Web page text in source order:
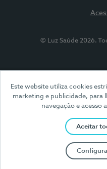
Este website utiliza cookies
marketing e publicidade, para
navegação e acesso
Aceitar
© Luz Saúde 2026.